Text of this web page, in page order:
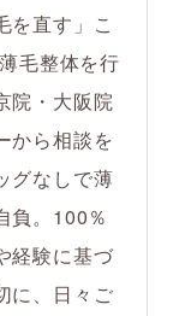
を直す」こ
毛整体を行
院・大阪院
から相談を
グなしで薄
負。100％
経験に基づ
に、日々ご